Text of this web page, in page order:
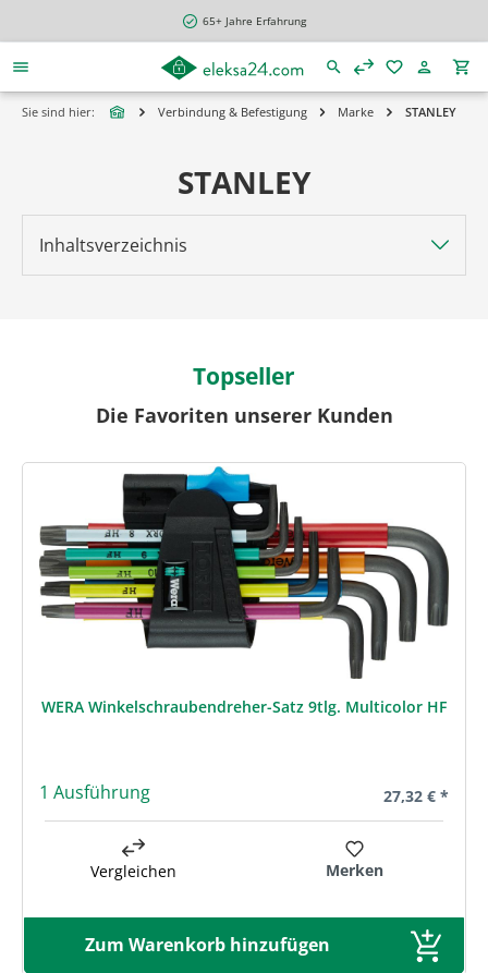
65+ Jahre Erfahrung
Sie sind hier: Verbindung & Befestigung Marke STANLEY
Inhaltsverzeichnis
STANLEY
Topseller
Die Favoriten unserer Kunden
Produktgalerie überspringen
WERA Winkelschraubendreher-Satz 9tlg. Multicolor HF
1 Ausführung Regulärer
27,32 € *
Vergleichen Merken
Zum Warenkorb hinzufügen